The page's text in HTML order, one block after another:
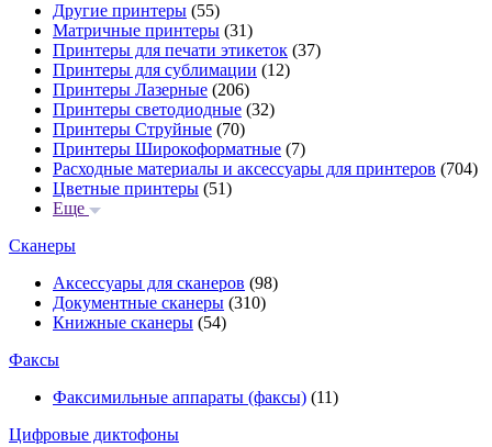
Другие принтеры (55)
Матричные принтеры (31)
Принтеры для печати этикеток (37)
Принтеры для сублимации (12)
Принтеры Лазерные (206)
Принтеры светодиодные (32)
Принтеры Струйные (70)
Принтеры Широкоформатные (7)
Расходные материалы и аксессуары для принтеров (704)
Цветные принтеры (51)
Еще
Сканеры
Аксессуары для сканеров (98)
Документные сканеры (310)
Книжные сканеры (54)
Факсы
Факсимильные аппараты (факсы) (11)
Цифровые диктофоны